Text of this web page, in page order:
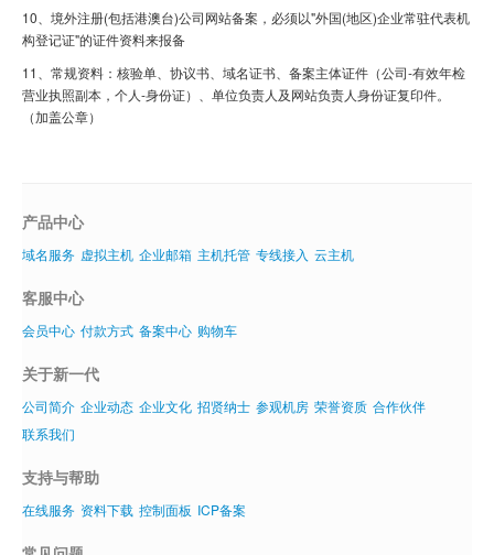
10、境外注册(包括港澳台)公司网站备案，必须以"外国(地区)企业常驻代表机
构登记证"的证件资料来报备
11、常规资料：核验单、协议书、域名证书、备案主体证件（公司-有效年检
营业执照副本，个人-身份证）、单位负责人及网站负责人身份证复印件。
（加盖公章）
产品中心
域名服务 虚拟主机 企业邮箱 主机托管 专线接入 云主机
客服中心
会员中心 付款方式 备案中心 购物车
关于新一代
公司简介 企业动态 企业文化 招贤纳士 参观机房 荣誉资质 合作伙伴
联系我们
支持与帮助
在线服务 资料下载 控制面板 ICP备案